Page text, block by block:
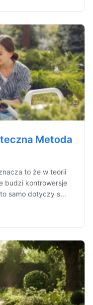
Metoda
to że w teorii
budzi kontrowersje
samo dotyczy s...